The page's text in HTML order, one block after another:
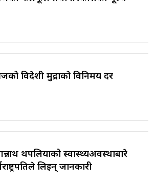
विदेशी मुद्राको विनिमय दर
थपलियाको स्वास्थ्यअवस्थाबारे
लिइन् जानकारी